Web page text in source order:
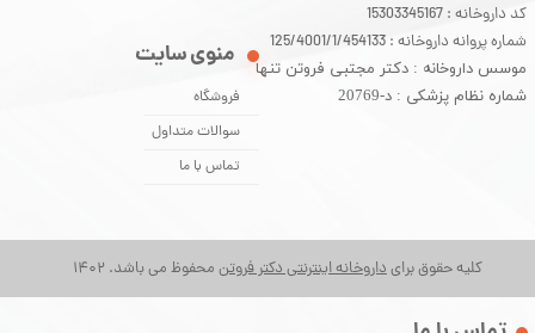
کلیه حقوق برایداروخانه اینترنتی دکتر فروتن محفوظ می باشد. 1402
کد داروخانه : 15303345167
شماره پروانه داروخانه : 125/4001/1/454133
موسس داروخانه : دکتر مجتبی فروتن تنها
شماره نظام پزشکی : د-20769
منوی سایت
فروشگاه
سوالات متداول
تماس با ما